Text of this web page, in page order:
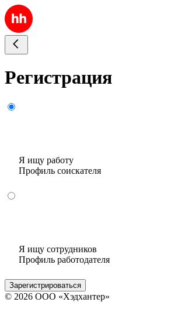
Регистрация
Я ищу работу
Профиль соискателя
Я ищу сотрудников
Профиль работодателя
Зарегистрироваться
© 2026 ООО «Хэдхантер»